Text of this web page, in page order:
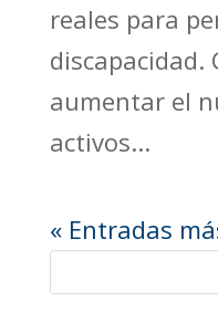
reales para
discapacidad.
aumentar el
activos...
« Entradas